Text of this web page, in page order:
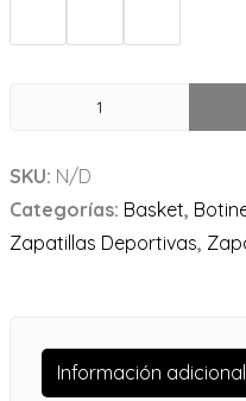
SKU: N/D
Categorías: Basket,
Zapatillas Deportivas,
Información adicional